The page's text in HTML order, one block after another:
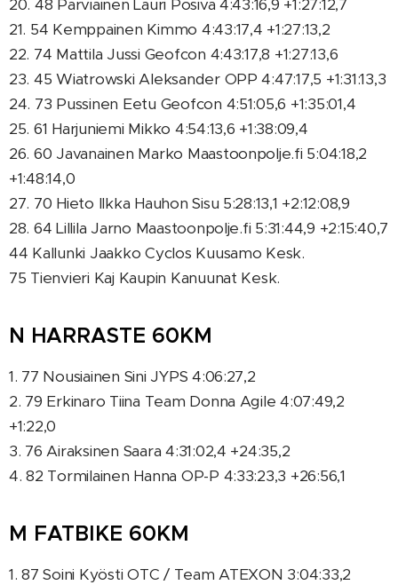
20. 48 Parviainen Lauri Posiva 4:43:16,9 +1:27:12,7
21. 54 Kemppainen Kimmo 4:43:17,4 +1:27:13,2
22. 74 Mattila Jussi Geofcon 4:43:17,8 +1:27:13,6
23. 45 Wiatrowski Aleksander OPP 4:47:17,5 +1:31:13,3
24. 73 Pussinen Eetu Geofcon 4:51:05,6 +1:35:01,4
25. 61 Harjuniemi Mikko 4:54:13,6 +1:38:09,4
26. 60 Javanainen Marko Maastoonpolje.fi 5:04:18,2
+1:48:14,0
27. 70 Hieto Ilkka Hauhon Sisu 5:28:13,1 +2:12:08,9
28. 64 Lillila Jarno Maastoonpolje.fi 5:31:44,9 +2:15:40,7
44 Kallunki Jaakko Cyclos Kuusamo Kesk.
75 Tienvieri Kaj Kaupin Kanuunat Kesk.
N HARRASTE 60KM
1. 77 Nousiainen Sini JYPS 4:06:27,2
2. 79 Erkinaro Tiina Team Donna Agile 4:07:49,2
+1:22,0
3. 76 Airaksinen Saara 4:31:02,4 +24:35,2
4. 82 Tormilainen Hanna OP-P 4:33:23,3 +26:56,1
M FATBIKE 60KM
1. 87 Soini Kyösti OTC / Team ATEXON 3:04:33,2